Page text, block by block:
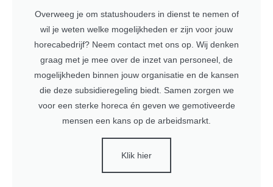
Overweeg je om statushouders in dienst te nemen of
wil je weten welke mogelijkheden er zijn voor jouw
horecabedrijf? Neem contact met ons op. Wij denken
graag met je mee over de inzet van personeel, de
mogelijkheden binnen jouw organisatie en de kansen
die deze subsidieregeling biedt. Samen zorgen we
voor een sterke horeca én geven we gemotiveerde
mensen een kans op de arbeidsmarkt.
Klik hier